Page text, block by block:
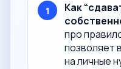
1
Как
про
позволяет
на личные